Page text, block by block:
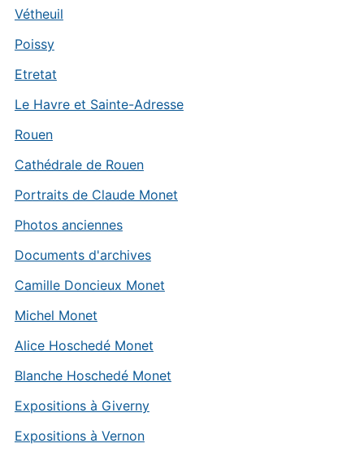
Vétheuil
Poissy
Etretat
Le Havre et Sainte-Adresse
Rouen
Cathédrale de Rouen
Portraits de Claude Monet
Photos anciennes
Documents d'archives
Camille Doncieux Monet
Michel Monet
Alice Hoschedé Monet
Blanche Hoschedé Monet
Expositions à Giverny
Expositions à Vernon